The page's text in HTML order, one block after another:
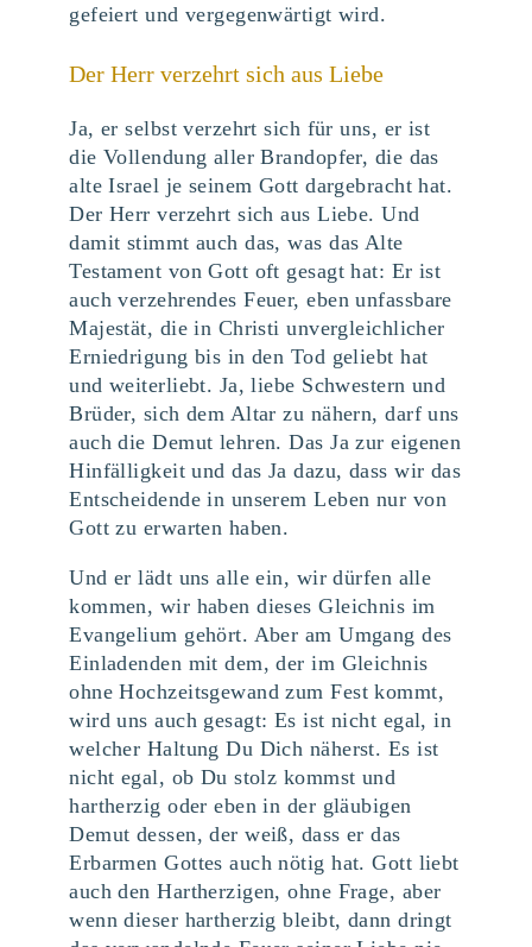
gefeiert und vergegenwärtigt wird.
Der Herr verzehrt sich aus Liebe
Ja, er selbst verzehrt sich für uns, er ist
die Vollendung aller Brandopfer, die das
alte Israel je seinem Gott dargebracht hat.
Der Herr verzehrt sich aus Liebe. Und
damit stimmt auch das, was das Alte
Testament von Gott oft gesagt hat: Er ist
auch verzehrendes Feuer, eben unfassbare
Majestät, die in Christi unvergleichlicher
Erniedrigung bis in den Tod geliebt hat
und weiterliebt. Ja, liebe Schwestern und
Brüder, sich dem Altar zu nähern, darf uns
auch die Demut lehren. Das Ja zur eigenen
Hinfälligkeit und das Ja dazu, dass wir das
Entscheidende in unserem Leben nur von
Gott zu erwarten haben.
Und er lädt uns alle ein, wir dürfen alle
kommen, wir haben dieses Gleichnis im
Evangelium gehört. Aber am Umgang des
Einladenden mit dem, der im Gleichnis
ohne Hochzeitsgewand zum Fest kommt,
wird uns auch gesagt: Es ist nicht egal, in
welcher Haltung Du Dich näherst. Es ist
nicht egal, ob Du stolz kommst und
hartherzig oder eben in der gläubigen
Demut dessen, der weiß, dass er das
Erbarmen Gottes auch nötig hat. Gott liebt
auch den Hartherzigen, ohne Frage, aber
wenn dieser hartherzig bleibt, dann dringt